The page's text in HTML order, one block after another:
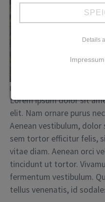
https://unsplash.com/photos/
Lorem ipsum dolor sit
elit. Nam ornare purus
Aenean vestibulum,
sem tortor efficitur felis,
vitae diam. Aenean orci
tincidunt ut tortor.
fermentum vestibulum.
tellus venenatis, id
Details
Impressum